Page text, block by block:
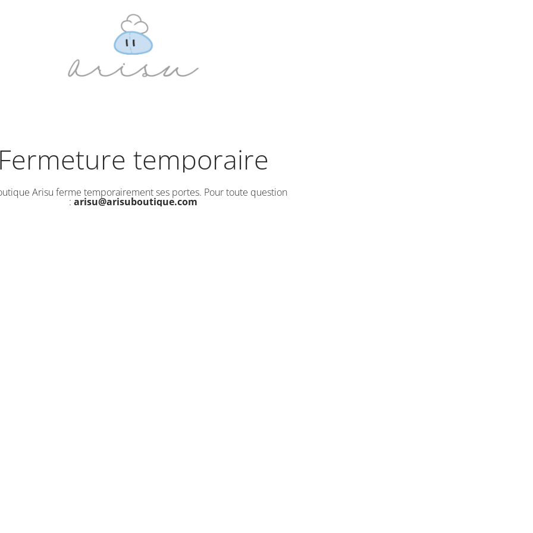
temporaire
Arisu ferme temporairement ses portes. Pour toute question
: arisu@arisuboutique.com